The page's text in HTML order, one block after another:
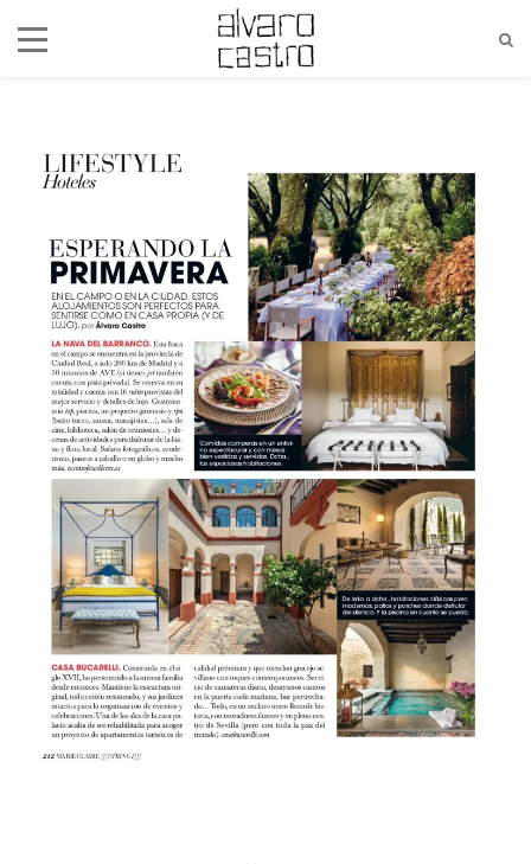
alvaro@alvarocastro.com